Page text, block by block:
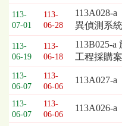
113-
07-01
113-
06-28
113A028-
異偵測系
113-
06-19
113-
06-18
113B025-
工程採購案
113-
06-07
113-
06-06
113A027-
113-
06-07
113-
06-06
113A026-